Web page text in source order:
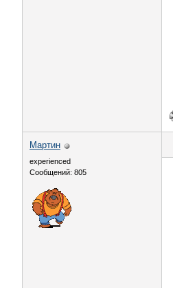
Мартин
experienced
Сообщений: 805